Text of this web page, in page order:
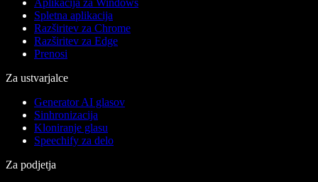
Aplikacija za Windows
Spletna aplikacija
Razširitev za Chrome
Razširitev za Edge
Prenosi
Za ustvarjalce
Generator AI glasov
Sinhronizacija
Kloniranje glasu
Speechify za delo
Za podjetja